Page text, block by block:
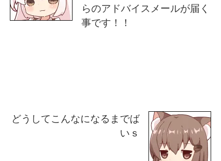
らのアドバイスメールが届く
事です！！
どうしてこんなになるまでば
いｓ